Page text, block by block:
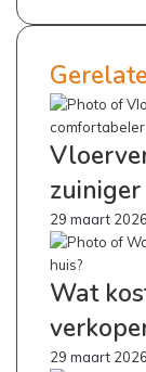
29 maart 2026
Wat
29 maart 2026